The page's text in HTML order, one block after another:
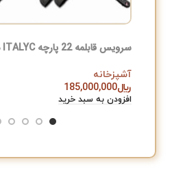
سرویس قابلمه 22 پارچه ITALYC مشکی
آشپزخانه
﷼185,000,000
افزودن به سبد خرید